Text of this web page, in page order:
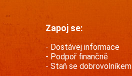
Zapoj se:
Dostávej informace
Podpoř finančně
Staň se dobrovolníkem